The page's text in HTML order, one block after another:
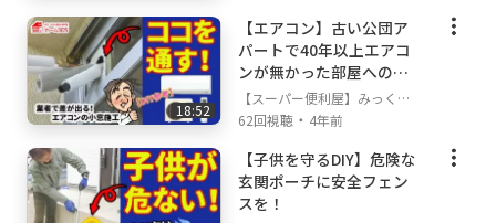
経歴・資格
第二種電気工事士 登録番号 東京都第209577号
RRC認定冷媒ガス取扱技術者 登録番号11495
2
古物商許可 許可証番号 東京都 308791905911
株式会社すぴケア
Cisco認定ネットワークエンジニア
一級建築技能士
18:52
【エアコン】古い公団ア
パートで40年以上エアコ
ンが無かった部屋への施
工とは
【スーパー便利屋】みっく店
長が行く!
62回視聴 ・ 4年前
【子供を守るDIY】危険な
玄関ポーチに安全フェン
スを！